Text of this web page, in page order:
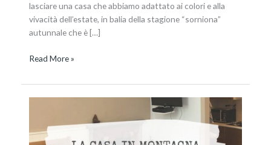
lasciare una casa che abbiamo adattato ai colori e alla
vivacità dell’estate, in balia della stagione “sorniona”
autunnale che è […]
Read More »
montagna